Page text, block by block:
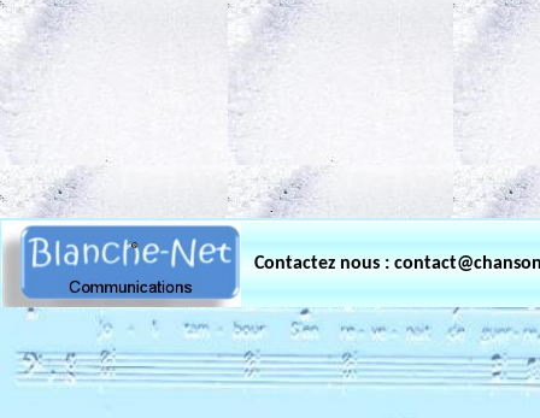
.
Contactez nous :